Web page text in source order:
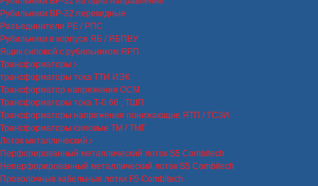
Рубильники ВР-32 перекидные
Разъединители РЕ / РПС
Рубильники в корпусе ЯБ / ЯБПВУ
Ящик силовой с рубильником ЯРП
Трансформаторы
трансформаторы тока ТТИ ИЭК
Трансформатор напряжения ОСМ
Трансформаторы тока Т-0.66 , ТШП
Трансформаторы напряжения понижающие ЯТП / ТСЗИ
Трансформаторы силовые ТМ / ТМГ
Лоток металлический
Перфорированный металлический лоток S5 Combitech
Неперфорированный металлический лоток S5 Combitech
Проволочные кабельные лотки F5 Combitech